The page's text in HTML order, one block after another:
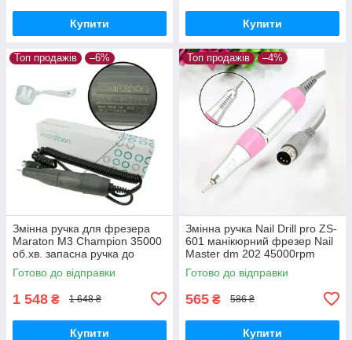
Купити Купити
Топ продажів –6%
Змінна ручка для фрезера
Maraton M3 Champion 35000
об.хв. запасна ручка до
фрезера Маратон М3
Марафон кінцевик до
Готово до відправки
1 548 ₴ 1 648 ₴
Купити
Топ продажів –4%
Змінна ручка Nail Drill pro ZS-
601 манікюрний фрезер Nail
Master dm 202 45000rpm
ручка до фрезера
Готово до відправки
565 ₴ 586 ₴
Купити